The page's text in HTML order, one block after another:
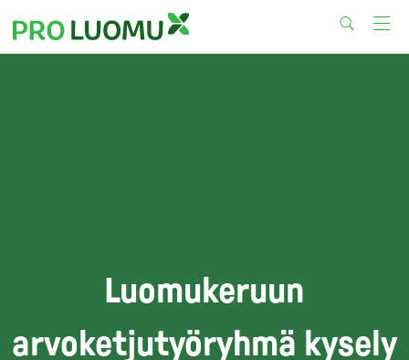
Luomukeruun
arvoketjutyöryhmä kysely